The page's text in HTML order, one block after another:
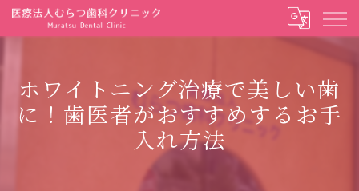
ホワイトニング治療で美しい歯
に！歯医者がおすすめするお手
入れ方法